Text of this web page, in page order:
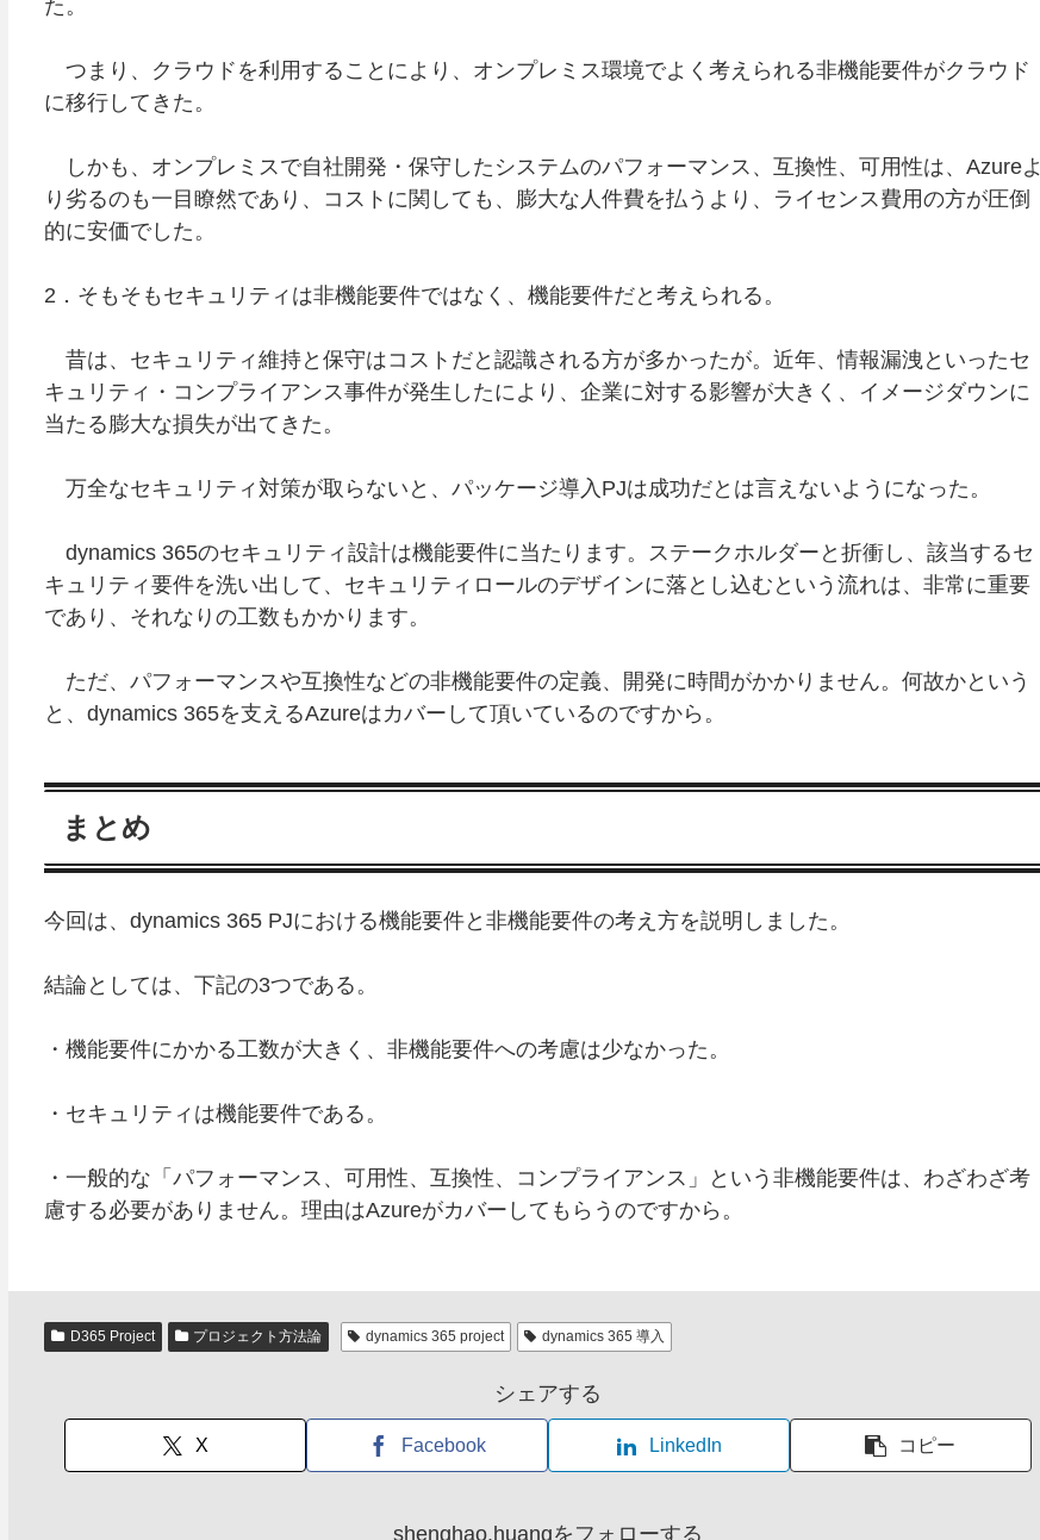
た。
つまり、クラウドを利用することにより、オンプレミス環境でよく考えられる非機能要件がクラウド
に移行してきた。
しかも、オンプレミスで自社開発・保守したシステムのパフォーマンス、互換性、可用性は、Azureよ
り劣るのも一目瞭然であり、コストに関しても、膨大な人件費を払うより、ライセンス費用の方が圧倒
的に安価でした。
2．そもそもセキュリティは非機能要件ではなく、機能要件だと考えられる。
昔は、セキュリティ維持と保守はコストだと認識される方が多かったが。近年、情報漏洩といったセ
キュリティ・コンプライアンス事件が発生したにより、企業に対する影響が大きく、イメージダウンに
当たる膨大な損失が出てきた。
万全なセキュリティ対策が取らないと、パッケージ導入PJは成功だとは言えないようになった。
dynamics 365のセキュリティ設計は機能要件に当たります。ステークホルダーと折衝し、該当するセ
キュリティ要件を洗い出して、セキュリティロールのデザインに落とし込むという流れは、非常に重要
であり、それなりの工数もかかります。
ただ、パフォーマンスや互換性などの非機能要件の定義、開発に時間がかかりません。何故かという
と、dynamics 365を支えるAzureはカバーして頂いているのですから。
まとめ
今回は、dynamics 365 PJにおける機能要件と非機能要件の考え方を説明しました。
結論としては、下記の3つである。
・機能要件にかかる工数が大きく、非機能要件への考慮は少なかった。
・セキュリティは機能要件である。
・一般的な「パフォーマンス、可用性、互換性、コンプライアンス」という非機能要件は、わざわざ考
慮する必要がありません。理由はAzureがカバーしてもらうのですから。
D365 Project プロジェクト方法論 dynamics 365 project dynamics 365 導入
シェアする
X Facebook LinkedIn コピー
shenghao.huangをフォローする